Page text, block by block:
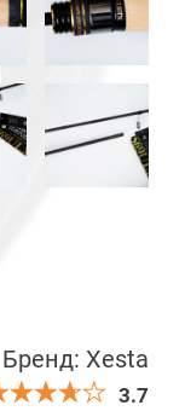
Бренд: Xesta
3.7